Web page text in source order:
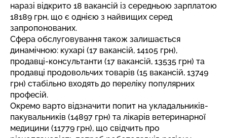
наразі відкрито 18 вакансій із середньою зарплатою
18189 грн, що є однією з найвищих серед
запропонованих.
Сфера обслуговування також залишається
динамічною: кухарі (17 вакансій, 14105 грн),
продавці-консультанти (17 вакансій, 13535 грн) та
продавці продовольчих товарів (15 вакансій, 13749
грн) стабільно входять до переліку популярних
професій.
Окремо варто відзначити попит на укладальників-
пакувальників (14897 грн) та лікарів ветеринарної
медицини (11779 грн), що свідчить про